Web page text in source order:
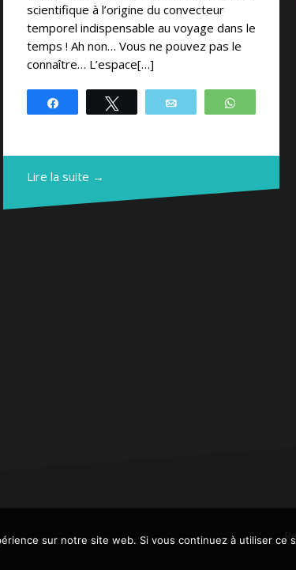
scientifique à l’origine du convecteur
temporel indispensable au voyage dans le
temps ! Ah non… Vous ne pouvez pas le
connaître… L’espace[…]
Partagez Tweetez
Lire la suite →
sur notre site web. Si vous continuez à utiliser